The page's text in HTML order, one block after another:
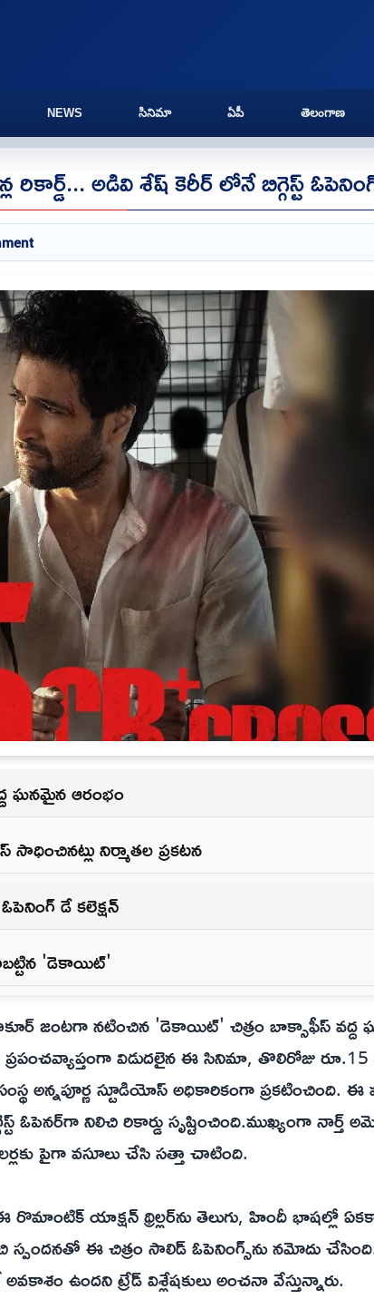
NEWS సినిమా ఏపీ తెలంగాణ
అడివి శేష్ కెరీర్ లోనే బిగ్గెస్ట్
ఘనమైన ఆరంభం
నిర్మాతల ప్రకటన
డే కలెక్షన్
'డెకాయిట్'
జంటగా నటించిన 'డెకాయిట్' చిత్రం బాక్సాఫీస్ వద్ద
ప్రపంచవ్యాప్తంగా విడుదలైన ఈ సినిమా, తొలిరోజు రూ.15
అన్నపూర్ణ స్టూడియోస్ అధికారికంగా ప్రకటించింది. ఈ
ఓపెనర్‌గా నిలిచి రికార్డు సృష్టించింది.ముఖ్యంగా
పైగా వసూలు చేసి సత్తా చాటింది.
యాక్షన్ థ్రిల్లర్‌ను తెలుగు, హిందీ భాషల్లో
స్పందనతో ఈ చిత్రం సాలిడ్ ఓపెనింగ్స్‌ను నమోదు
ఉందని ట్రేడ్ విశ్లేషకులు అంచనా వేస్తున్నారు.